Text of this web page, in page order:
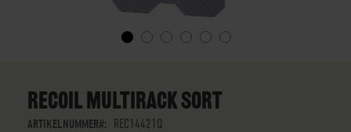
BILLEDGALLERIET
RECOIL MULTIRACK SORT
ARTIKELNUMMER
REC14421Q